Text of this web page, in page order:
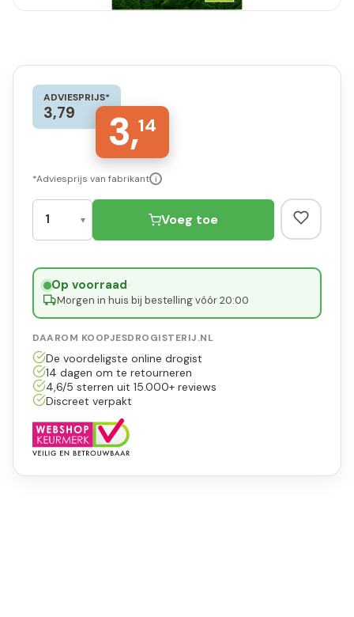
ADVIESPRIJS*
3,79 3,14
*Adviesprijs van fabrikant i
Voeg toe
Op voorraad·
Morgen in huis bij bestelling vóór 20:00
DAAROM KOOPJESDROGISTERIJ.NL
De voordeligste online drogist
14 dagen om te retourneren
4,6/5 sterren uit 15.000+ reviews
Discreet verpakt